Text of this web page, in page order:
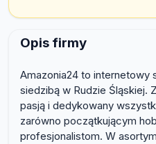
Opis firmy
Amazonia24 to internetowy
siedzibą w Rudzie Śląskiej.
pasją i dedykowany
zarówno początkującym
profesjonalistom. W